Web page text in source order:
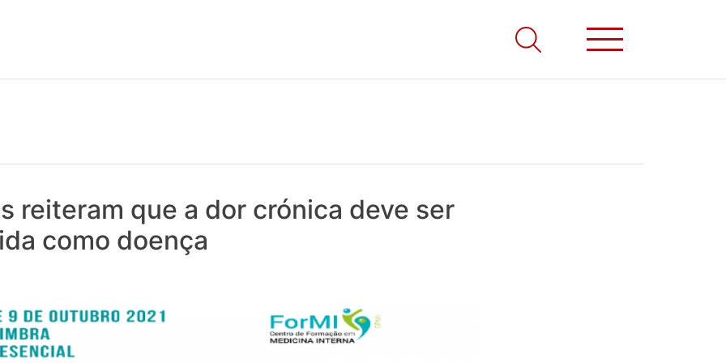
realmente contam! Tudo o que se passa na Saúde!
reiteram que a dor crónica deve ser
como doença